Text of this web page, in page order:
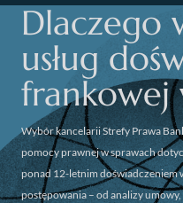
Dlaczego
usług
frankowej
Wybór kancelariiStrefy Prawa
pomocy prawnej w sprawach
ponad 12-letnim doświadczeniem
postępowania – od analizy